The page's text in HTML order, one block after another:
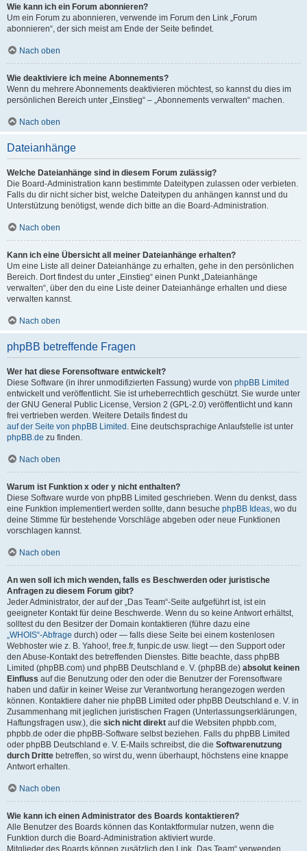
Wie kann ich ein Forum abonnieren?
Um ein Forum zu abonnieren, verwende im Forum den Link „Forum
abonnieren“, der sich meist am Ende der Seite befindet.
Nach oben
Wie deaktiviere ich meine Abonnements?
Wenn du mehrere Abonnements deaktivieren möchtest, so kannst du dies im
persönlichen Bereich unter „Einstieg“ – „Abonnements verwalten“ machen.
Nach oben
Dateianhänge
Welche Dateianhänge sind in diesem Forum zulässig?
Die Board-Administration kann bestimmte Dateitypen zulassen oder verbieten.
Falls du dir nicht sicher bist, welche Dateitypen du anhängen kannst und du
Unterstützung benötigst, wende dich bitte an die Board-Administration.
Nach oben
Kann ich eine Übersicht all meiner Dateianhänge erhalten?
Um eine Liste all deiner Dateianhänge zu erhalten, gehe in den persönlichen
Bereich. Dort findest du unter „Einstieg“ einen Punkt „Dateianhänge
verwalten“, über den du eine Liste deiner Dateianhänge erhalten und diese
verwalten kannst.
Nach oben
phpBB betreffende Fragen
Wer hat diese Forensoftware entwickelt?
Diese Software (in ihrer unmodifizierten Fassung) wurde von phpBB Limited
entwickelt und veröffentlicht. Sie ist urheberrechtlich geschützt. Sie wurde unter
der GNU General Public License, Version 2 (GPL-2.0) veröffentlicht und kann
frei vertrieben werden. Weitere Details findest du
auf der Seite von phpBB Limited . Eine deutschsprachige Anlaufstelle ist unter
phpBB.de zu finden.
Nach oben
Warum ist Funktion x oder y nicht enthalten?
Diese Software wurde von phpBB Limited geschrieben. Wenn du denkst, dass
eine Funktion implementiert werden sollte, dann besuche phpBB Ideas, wo du
deine Stimme für bestehende Vorschläge abgeben oder neue Funktionen
vorschlagen kannst.
Nach oben
An wen soll ich mich wenden, falls es Beschwerden oder juristische
Anfragen zu diesem Forum gibt?
Jeder Administrator, der auf der „Das Team“-Seite aufgeführt ist, ist ein
geeigneter Kontakt für deine Beschwerde. Wenn du so keine Antwort erhältst,
solltest du den Besitzer der Domain kontaktieren (führe dazu eine
„WHOIS“-Abfrage durch) oder — falls diese Seite bei einem kostenlosen
Webhoster wie z. B. Yahoo!, free.fr, funpic.de usw. liegt — den Support oder
den Abuse-Kontakt des betreffenden Dienstes. Bitte beachte, dass phpBB
Limited (phpBB.com) und phpBB Deutschland e. V. (phpBB.de) absolut keinen
Einfluss auf die Benutzung oder den oder die Benutzer der Forensoftware
haben und dafür in keiner Weise zur Verantwortung herangezogen werden
können. Kontaktiere daher nie phpBB Limited oder phpBB Deutschland e. V. in
Zusammenhang mit jeglichen juristischen Fragen (Unterlassungserklärungen,
Haftungsfragen usw.), die sich nicht direkt auf die Websiten phpbb.com,
phpbb.de oder die phpBB-Software selbst beziehen. Falls du phpBB Limited
oder phpBB Deutschland e. V. E-Mails schreibst, die die Softwarenutzung
durch Dritte betreffen, so wirst du, wenn überhaupt, höchstens eine knappe
Antwort erhalten.
Nach oben
Wie kann ich einen Administrator des Boards kontaktieren?
Alle Benutzer des Boards können das Kontaktformular nutzen, wenn die
Funktion durch die Board-Administration aktiviert wurde.
Mitglieder des Boards können zusätzlich den Link „Das Team“ verwenden.